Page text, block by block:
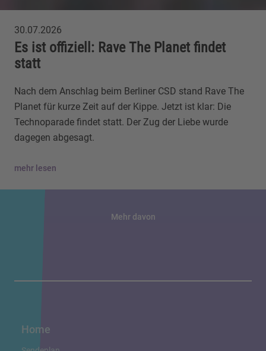
30.07.2026
Es ist offiziell: Rave The Planet findet
statt
Nach dem Anschlag beim Berliner CSD stand Rave The
Planet für kurze Zeit auf der Kippe. Jetzt ist klar: Die
Technoparade findet statt. Der Zug der Liebe wurde
dagegen abgesagt.
mehr lesen
Mehr davon
Home